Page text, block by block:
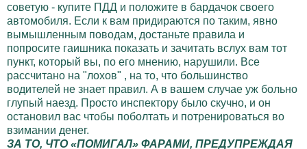
советую - купите ПДД и положите в бардачок своего
автомобиля. Если к вам придираются по таким, явно
вымышленным поводам, достаньте правила и
попросите гаишника показать и зачитать вслух вам тот
пункт, который вы, по его мнению, нарушили. Все
рассчитано на "лохов" , на то, что большинство
водителей не знает правил. А в вашем случае уж больно
глупый наезд. Просто инспектору было скучно, и он
остановил вас чтобы поболтать и потренироваться во
взимании денег.
ЗА ТО, ЧТО «ПОМИГАЛ» ФАРАМИ, ПРЕДУПРЕЖДАЯ